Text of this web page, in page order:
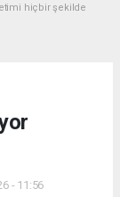
hiçbir şekilde
- 11:56